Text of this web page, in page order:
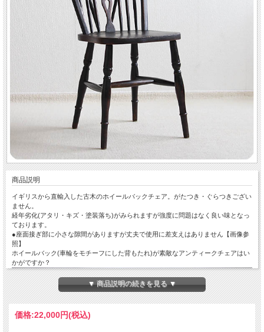
商品説明
イギリスから直輸入した古木のホイールバックチェア。がたつき・ぐらつきござい
ません。
経年劣化(アタリ・キズ・塗装落ち)がみられますが強度に問題はなく良い味となっ
ております。
●座面接ぎ部に小さな隙間がありますが丈夫で使用に差支えはありません【画像参
照】
ホイールバック(車輪をモチーフにした背もたれ)が素敵なアンティークチェアはい
かがですか？
▼ 商品説明の続きを見る ▼
価格:22,000円(税込)